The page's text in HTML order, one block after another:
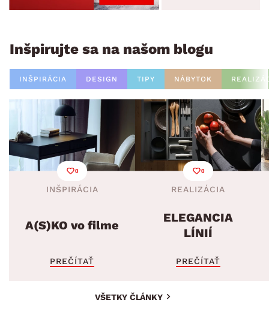
Inšpirujte sa na našom blogu
INŠPIRÁCIA DESIGN TIPY NÁBYTOK
0
INŠPIRÁCIA
A(S)KO vo filme
PREČÍTAŤ
0
REALIZÁCIA
ELEGANCIA
LÍNIÍ
PREČÍTAŤ
VŠETKY ČLÁNKY